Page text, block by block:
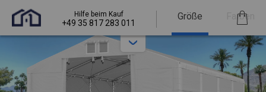
Hilfe beim Kauf
+49 35 817 283 011
Größe Farben